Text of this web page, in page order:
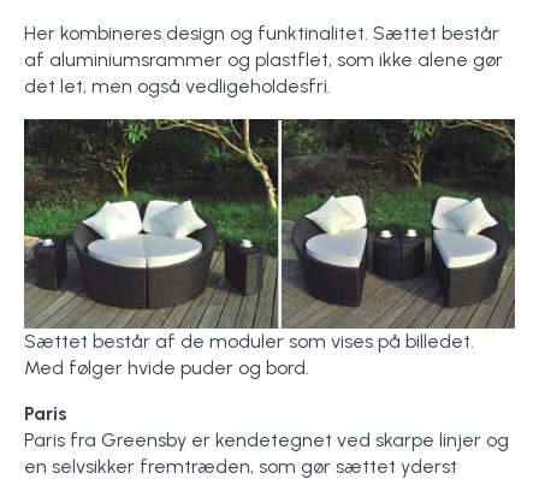
Her kombineres design og funktinalitet. Sættet består
af aluminiumsrammer og plastflet, som ikke alene gør
det let, men også vedligeholdesfri.
Sættet består af de moduler som vises på billedet.
Med følger hvide puder og bord.
Paris
Paris fra Greensby er kendetegnet ved skarpe linjer og
en selvsikker fremtræden, som gør sættet yderst